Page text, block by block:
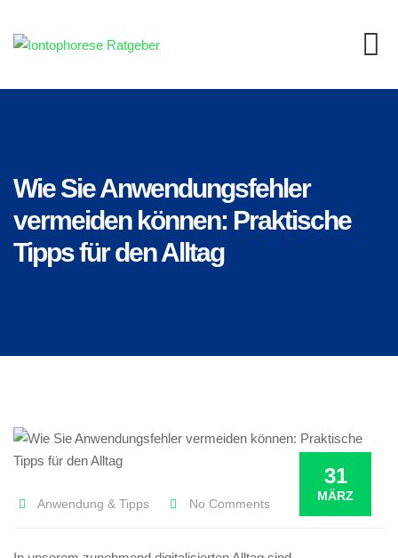
content
Wie Sie Anwendungsfehler
vermeiden können: Praktische
Tipps für den Alltag
31
MÄRZ
Anwendung & Tipps No Comments